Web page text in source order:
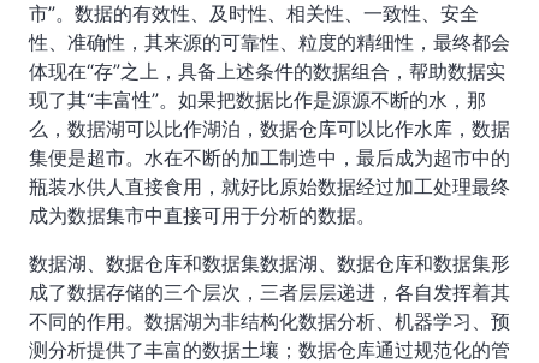
市”。数据的有效性、及时性、相关性、一致性、安全
性、准确性，其来源的可靠性、粒度的精细性，最终都会
体现在“存”之上，具备上述条件的数据组合，帮助数据实
现了其“丰富性”。如果把数据比作是源源不断的水，那
么，数据湖可以比作湖泊，数据仓库可以比作水库，数据
集便是超市。水在不断的加工制造中，最后成为超市中的
瓶装水供人直接食用，就好比原始数据经过加工处理最终
成为数据集市中直接可用于分析的数据。
数据湖、数据仓库和数据集数据湖、数据仓库和数据集形
成了数据存储的三个层次，三者层层递进，各自发挥着其
不同的作用。数据湖为非结构化数据分析、机器学习、预
测分析提供了丰富的数据土壤；数据仓库通过规范化的管